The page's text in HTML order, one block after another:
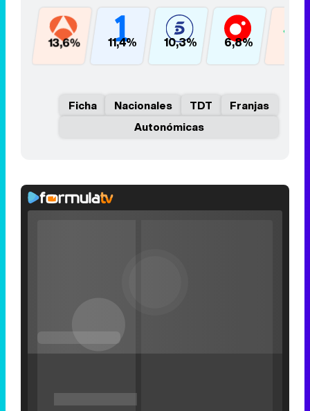
13,6% 11,4% 10,3% 6,8%
Ficha Nacionales TDT
Franjas
Autonómicas